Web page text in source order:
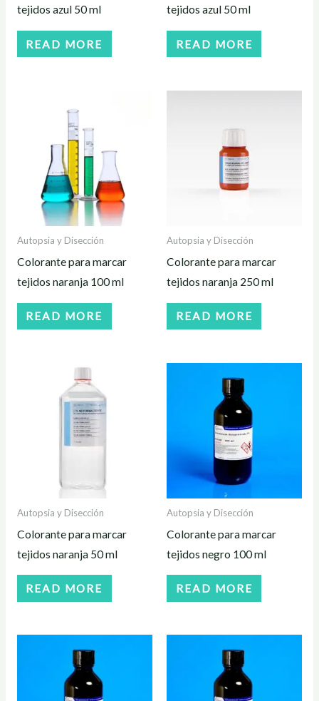
tejidos azul 50 ml
READ MORE
tejidos azul 50 ml
READ MORE
Autopsia y Disección
Colorante para marcar
tejidos naranja 100 ml
READ MORE
Autopsia y Disección
Colorante para marcar
tejidos naranja 250 ml
READ MORE
Autopsia y Disección
Colorante para marcar
tejidos naranja 50 ml
READ MORE
Autopsia y Disección
Colorante para marcar
tejidos negro 100 ml
READ MORE